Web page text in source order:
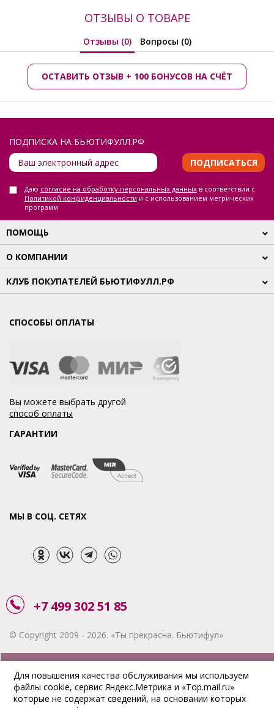
ОТЗЫВЫ О ТОВАРЕ
Отзывы (0) Вопросы (0)
ОСТАВИТЬ ОТЗЫВ + 100 БОНУСОВ НА СЧЁТ
ПОДПИСКА НА БЬЮТИФУЛЛ.РФ
ПОДПИСАТЬСЯ
Даю согласие на обработку персональных данныхв соответствии с
Политикой конфиденциальности и с использованием метрических
программ
ПОМОЩЬ
О КОМПАНИИ
КЛУБ ПОКУПАТЕЛЕЙ БЬЮТИФУЛЛ.РФ
СПОСОБЫ ОПЛАТЫ
Вы можете выбрать другой
способ оплаты
ГАРАНТИИ
МЫ В СОЦ. СЕТЯХ
+7 499 302 51 85
© Copyright 2009 - 2026. «Ты прекрасна. Бьютифул»
АКЦИИ
Для повышения качества обслуживания мы используем
файлы cookie, сервис Яндекс.Метрика и «Top.mail.ru»
которые не содержат сведений, на основании которых